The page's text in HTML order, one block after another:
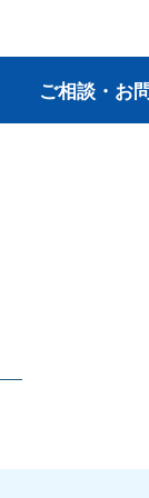
ご相談・お